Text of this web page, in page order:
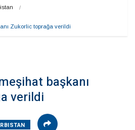
Zukorlic toprağa verildi
başkanı
verildi